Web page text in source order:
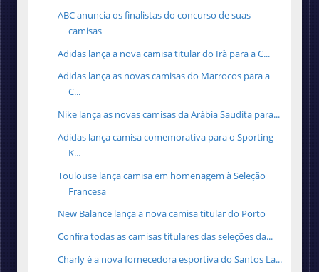
ABC anuncia os finalistas do concurso de suas
camisas
Adidas lança a nova camisa titular do Irã para a C...
Adidas lança as novas camisas do Marrocos para a
C...
Nike lança as novas camisas da Arábia Saudita para...
Adidas lança camisa comemorativa para o Sporting
K...
Toulouse lança camisa em homenagem à Seleção
Francesa
New Balance lança a nova camisa titular do Porto
Confira todas as camisas titulares das seleções da...
Charly é a nova fornecedora esportiva do Santos La...